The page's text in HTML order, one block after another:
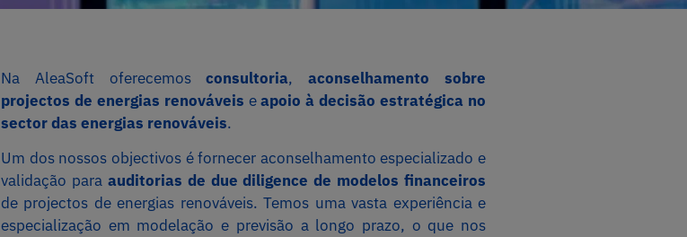
Na AleaSoft oferecemosconsultoria,aconselhamento sobre
projectos de energias renováveis eapoio à decisão estratégica no
sector das energias renováveis.
Um dos nossos objectivos é fornecer aconselhamento especializado e
validação para auditorias de due diligence de modelos financeiros
de projectos de energias renováveis. Temos uma vasta experiência e
especialização em modelação e previsão a longo prazo, o que nos